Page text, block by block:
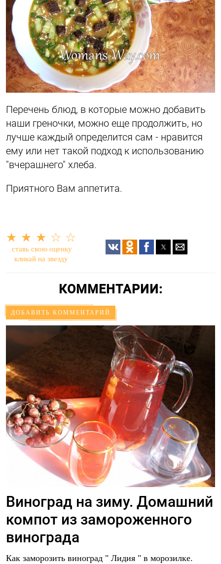
Перечень блюд, в которые можно добавить
наши греночки, можно еще продолжить, но
лучше каждый определится сам - нравится
ему или нет такой подход к использованию
"вчерашнего" хлеба.
Приятного Вам аппетита.
★ ★ ★ ☆ ☆
ставь свою оценку
кликай на звезду
КОММЕНТАРИИ:
ДОБАВИТЬ КОММЕНТАРИЙ
Виноград на зиму. Домашний
компот из замороженного
винограда
Как заморозить виноград " Лидия " в морозилке.